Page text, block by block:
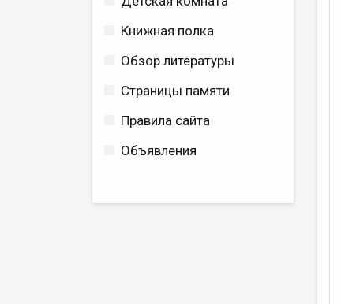
Книжная полка
Обзор литературы
Страницы памяти
Правила сайта
Объявления